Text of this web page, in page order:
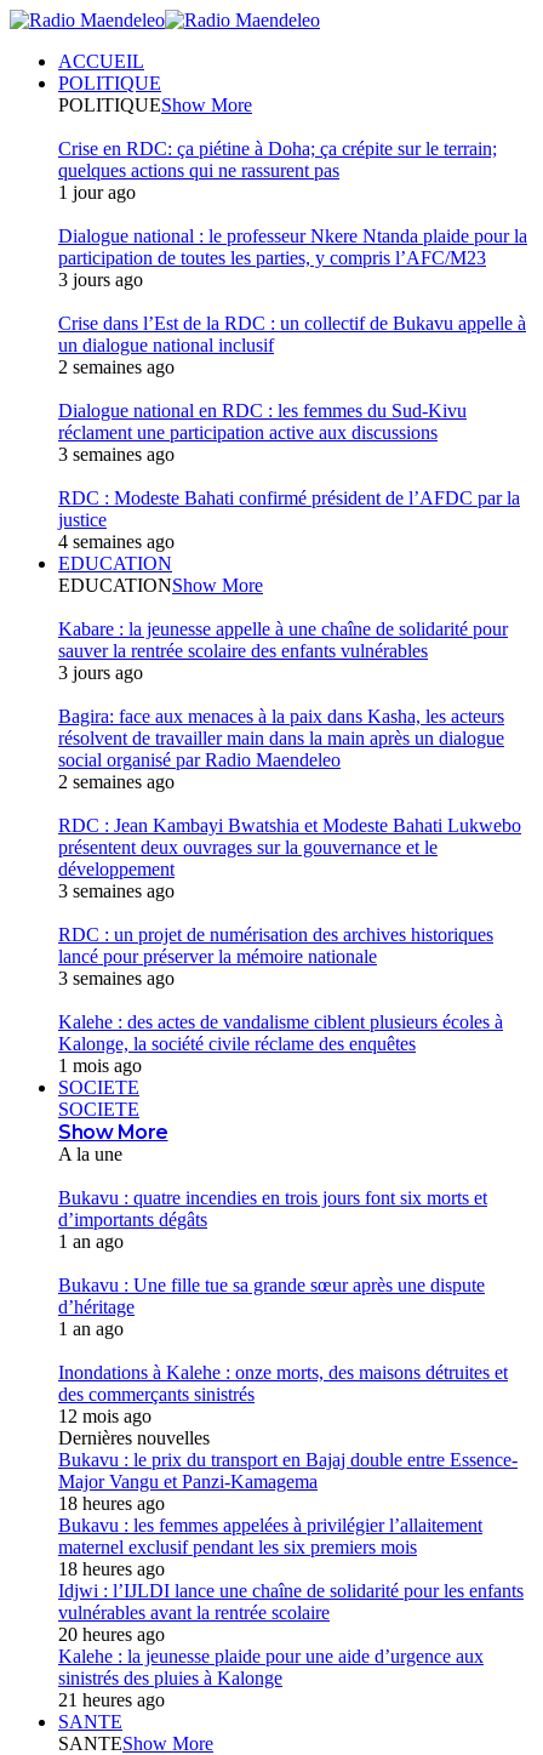
ACCUEIL
POLITIQUE
POLITIQUEShow More
Crise en RDC: ça piétine à Doha; ça crépite sur le terrain;
quelques actions qui ne rassurent pas
1 jour ago
Dialogue national : le professeur Nkere Ntanda plaide pour la
participation de toutes les parties, y compris l’AFC/M23
3 jours ago
Crise dans l’Est de la RDC : un collectif de Bukavu appelle à
un dialogue national inclusif
2 semaines ago
Dialogue national en RDC : les femmes du Sud-Kivu
réclament une participation active aux discussions
3 semaines ago
RDC : Modeste Bahati confirmé président de l’AFDC par la
justice
4 semaines ago
EDUCATION
EDUCATIONShow More
Kabare : la jeunesse appelle à une chaîne de solidarité pour
sauver la rentrée scolaire des enfants vulnérables
3 jours ago
Bagira: face aux menaces à la paix dans Kasha, les acteurs
résolvent de travailler main dans la main après un dialogue
social organisé par Radio Maendeleo
2 semaines ago
RDC : Jean Kambayi Bwatshia et Modeste Bahati Lukwebo
présentent deux ouvrages sur la gouvernance et le
développement
3 semaines ago
RDC : un projet de numérisation des archives historiques
lancé pour préserver la mémoire nationale
3 semaines ago
Kalehe : des actes de vandalisme ciblent plusieurs écoles à
Kalonge, la société civile réclame des enquêtes
1 mois ago
SOCIETE
SOCIETE
Show More
A la une
Bukavu : quatre incendies en trois jours font six morts et
d’importants dégâts
1 an ago
Bukavu : Une fille tue sa grande sœur après une dispute
d’héritage
1 an ago
Inondations à Kalehe : onze morts, des maisons détruites et
des commerçants sinistrés
12 mois ago
Dernières nouvelles
Bukavu : le prix du transport en Bajaj double entre Essence-
Major Vangu et Panzi-Kamagema
18 heures ago
Bukavu : les femmes appelées à privilégier l’allaitement
maternel exclusif pendant les six premiers mois
18 heures ago
Idjwi : l’IJLDI lance une chaîne de solidarité pour les enfants
vulnérables avant la rentrée scolaire
20 heures ago
Kalehe : la jeunesse plaide pour une aide d’urgence aux
sinistrés des pluies à Kalonge
21 heures ago
SANTE
SANTEShow More